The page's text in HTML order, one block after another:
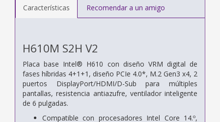
Características Recomendar a un amigo
H610M S2H V2
Placa base Intel® H610 con diseño VRM digital de
fases híbridas 4+1+1, diseño PCIe 4.0*, M.2 Gen3 x4, 2
puertos DisplayPort/HDMI/D-Sub para múltiples
pantallas, resistencia antiazufre, ventilador inteligente
de 6 pulgadas.
Compatible con procesadores Intel Core 14.º,